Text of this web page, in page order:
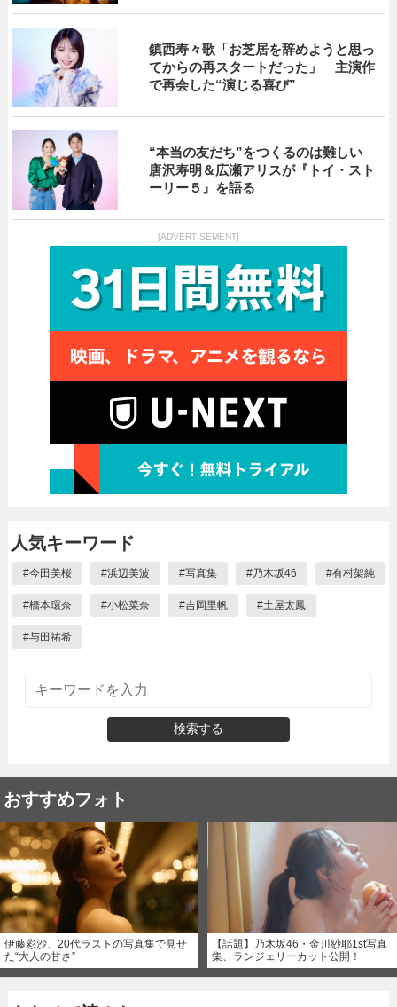
鎮西寿々歌「お芝居を辞めようと思っ
てからの再スタートだった」 主演作
で再会した“演じる喜び”
“本当の友だち”をつくるのは難しい
唐沢寿明＆広瀬アリスが『トイ・スト
ーリー５』を語る
[ADVERTISEMENT]
人気キーワード
#今田美桜 #浜辺美波 #写真集 #乃木坂46 #有村架純
#橋本環奈 #小松菜奈 #吉岡里帆 #土屋太鳳
#与田祐希
検索する
おすすめフォト
伊藤彩沙、20代ラストの写真集で見せ
た“大人の甘さ”
【話題】乃木坂46・金川紗耶1st写真
集、ランジェリーカット公開！